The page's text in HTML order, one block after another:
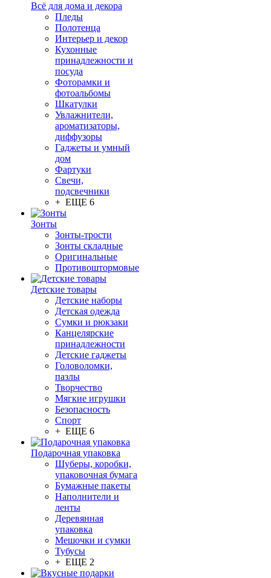
Всё для дома и декора
Пледы
Полотенца
Интерьер и декор
Кухонные
принадлежности и
посуда
Фоторамки и
фотоальбомы
Шкатулки
Увлажнители,
ароматизаторы,
диффузоры
Гаджеты и умный
дом
Фартуки
Свечи,
подсвечники
+ ЕЩЕ 6
Зонты
Зонты-трости
Зонты складные
Оригинальные
Противоштормовые
Детские товары
Детские наборы
Детская одежда
Сумки и рюкзаки
Канцелярские
принадлежности
Детские гаджеты
Головоломки,
пазлы
Творчество
Мягкие игрушки
Безопасность
Спорт
+ ЕЩЕ 6
Подарочная упаковка
Шуберы, коробки,
упаковочная бумага
Бумажные пакеты
Наполнители и
ленты
Деревянная
упаковка
Мешочки и сумки
Тубусы
+ ЕЩЕ 2